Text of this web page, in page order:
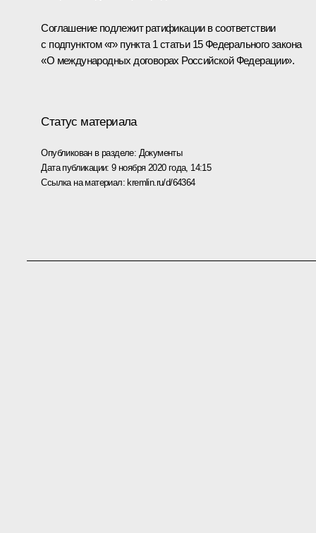
Соглашение подлежит ратификации в соответствии
с подпунктом «г» пункта 1 статьи 15 Федерального закона
«О международных договорах Российской Федерации».
Статус материала
Опубликован в разделе: Документы
Дата публикации:9 ноября 2020 года, 14:15
Ссылка на материал: kremlin.ru/d/64364